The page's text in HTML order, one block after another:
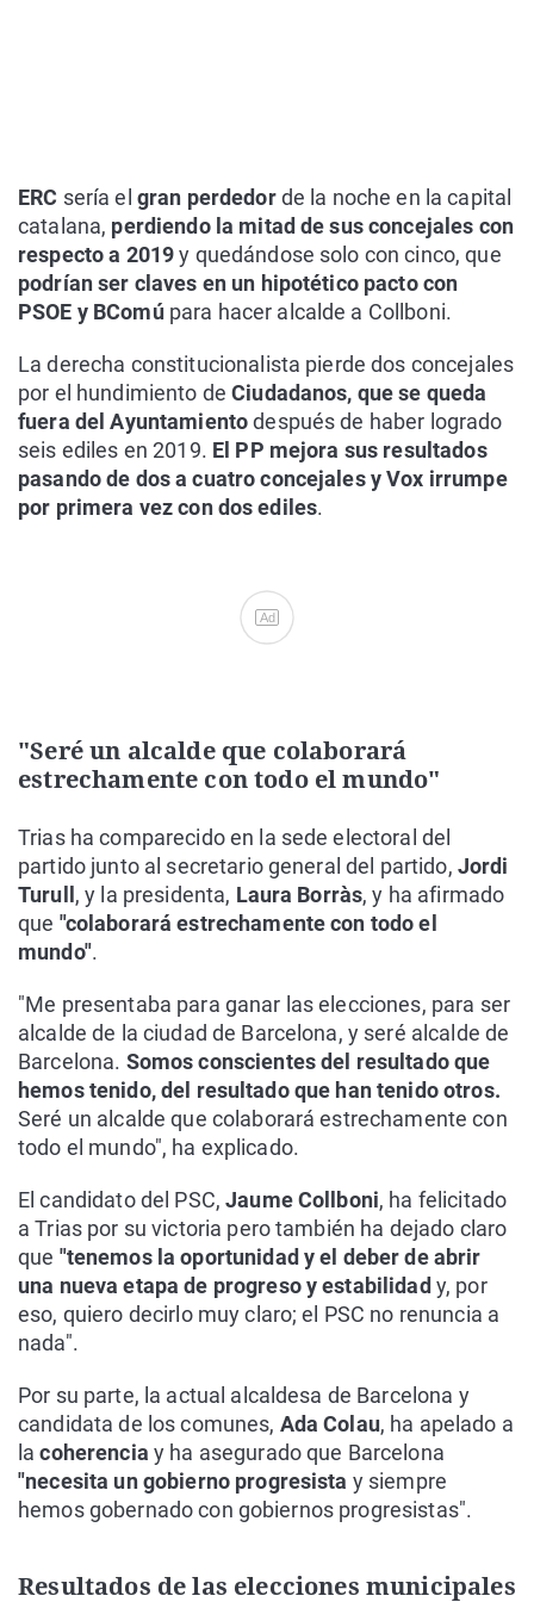
ERC sería el gran perdedorde la noche en la capital
catalana, perdiendo la mitad de sus concejales con
respecto a 2019y quedándose solo con cinco, que
podrían ser claves en un hipotético pacto con
PSOE y BComúpara hacer alcalde a Collboni.
La derecha constitucionalista pierde dos concejales
por el hundimiento de Ciudadanos, que se queda
fuera del Ayuntamientodespués de haber logrado
seis ediles en 2019. El PP mejora sus resultados
pasando de dos a cuatro concejales y Vox irrumpe
por primera vez con dos ediles.
Ad
"Seré un alcalde que colaborará
estrechamente con todo el mundo"
Trias ha comparecido en la sede electoral del
partido junto al secretario general del partido, Jordi
Turull , y la presidenta, Laura Borràs, y ha afirmado
que "colaborará estrechamente con todo el
mundo".
"Me presentaba para ganar las elecciones, para ser
alcalde de la ciudad de Barcelona, y seré alcalde de
Barcelona. Somos conscientes del resultado que
hemos tenido, del resultado que han tenido otros.
Seré un alcalde que colaborará estrechamente con
todo el mundo", ha explicado.
El candidato del PSC,Jaume Collboni, ha felicitado
a Trias por su victoria pero también ha dejado claro
que "tenemos la oportunidad y el deber de abrir
una nueva etapa de progreso y estabilidad y, por
eso, quiero decirlo muy claro; el PSC no renuncia a
nada".
Por su parte, la actual alcaldesa de Barcelona y
candidata de los comunes, Ada Colau, ha apelado a
lacoherencia y ha asegurado que Barcelona
"necesita un gobierno progresista y siempre
hemos gobernado con gobiernos progresistas".
Resultados de las elecciones municipales